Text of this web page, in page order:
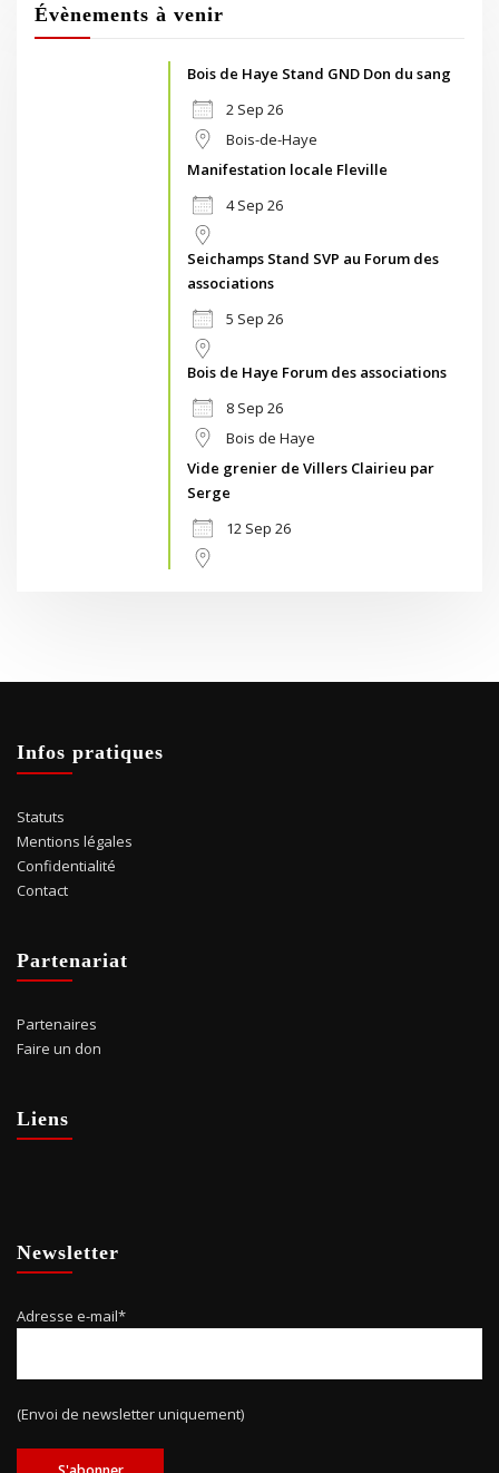
Évènements à venir
Bois de Haye Stand GND Don du sang
2 Sep 26
Bois-de-Haye
Manifestation locale Fleville
4 Sep 26
Seichamps Stand SVP au Forum des
associations
5 Sep 26
Bois de Haye Forum des associations
8 Sep 26
Bois de Haye
Vide grenier de Villers Clairieu par
Serge
12 Sep 26
Infos pratiques
Statuts
Mentions légales
Confidentialité
Contact
Partenariat
Partenaires
Faire un don
Liens
Newsletter
Adresse e-mail*
(Envoi de newsletter uniquement)